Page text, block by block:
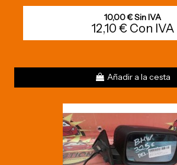
10,00 € Sin IVA
12,10 € Con IVA
Añadir a la cesta